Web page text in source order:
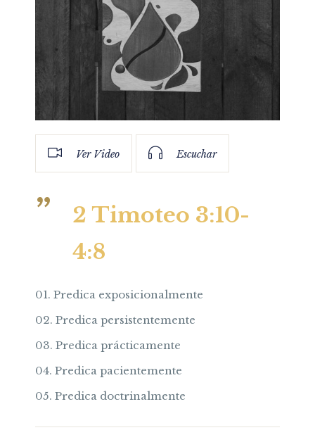
Ver Video Escuchar
2 Timoteo 3:10-
4:8
Predica exposicionalmente
Predica persistentemente
Predica prácticamente
Predica pacientemente
Predica doctrinalmente